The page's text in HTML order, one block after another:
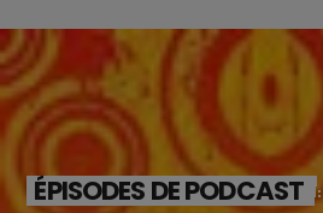
ÉPISODES DE PODCAST